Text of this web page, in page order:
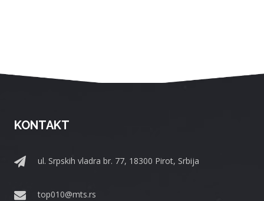
KONTAKT
ul. Srpskih vladra br. 77, 18300 Pirot, Srbija
top010@mts.rs